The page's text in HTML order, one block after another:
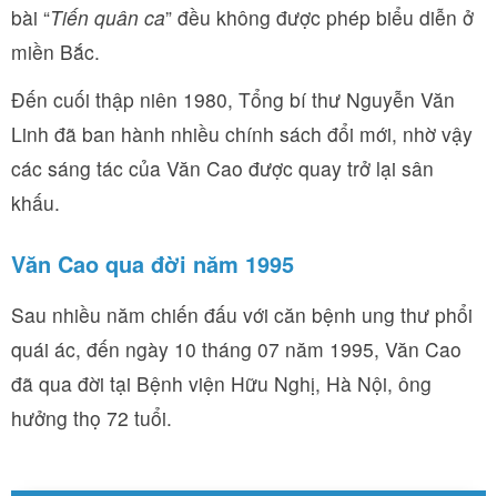
bài “Tiến quân ca” đều không được phép biểu diễn ở
miền Bắc.
Đến cuối thập niên 1980, Tổng bí thư Nguyễn Văn
Linh đã ban hành nhiều chính sách đổi mới, nhờ vậy
các sáng tác của Văn Cao được quay trở lại sân
khấu.
Văn Cao qua đời năm 1995
Sau nhiều năm chiến đấu với căn bệnh ung thư phổi
quái ác, đến ngày 10 tháng 07 năm 1995, Văn Cao
đã qua đời tại Bệnh viện Hữu Nghị, Hà Nội, ông
hưởng thọ 72 tuổi.